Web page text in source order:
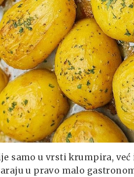
samo u vrsti krumpira,
u pravo malo